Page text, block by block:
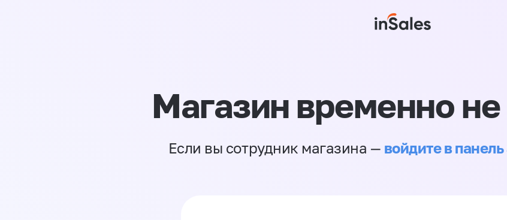
Магазин временно не
Если вы сотрудник магазина — войдите в